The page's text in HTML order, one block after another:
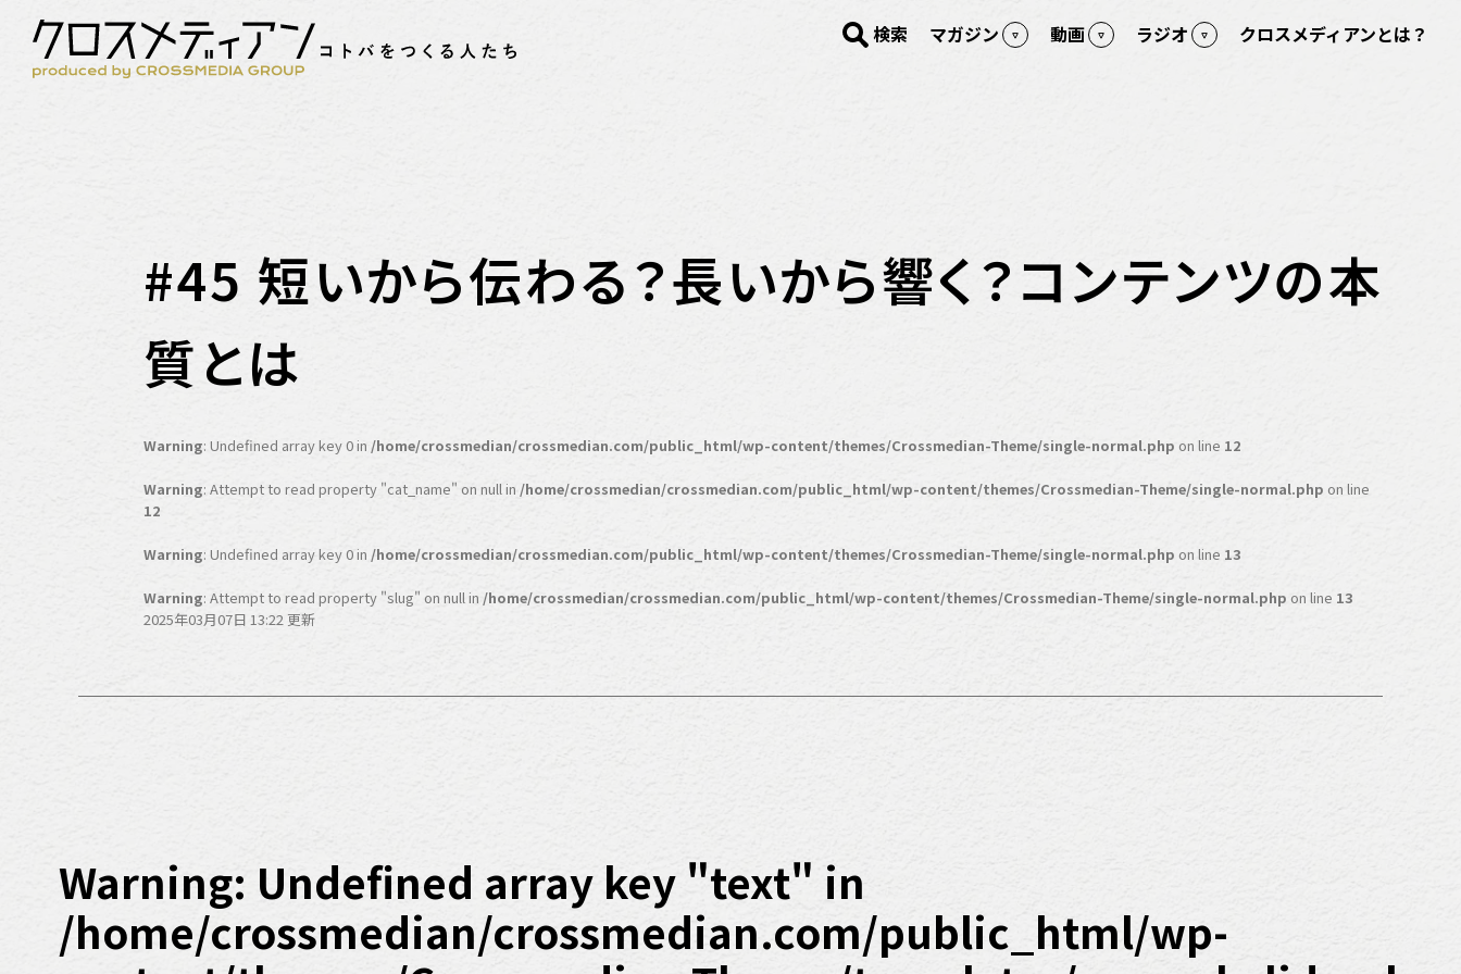
検索 マガジン 動画 ラジオ クロスメディアンとは？
#45 短いから伝わる？長いから響く？コンテンツの本
質とは
Warning: Undefined array key 0 in /home/crossmedian/crossmedian.com/public_html/wp-content/themes/Crossmedian-Theme/single-normal.php on line 12
Warning: Attempt to read property "cat_name" on null in /home/crossmedian/crossmedian.com/public_html/wp-content/themes/Crossmedian-Theme/single-normal.php on line
12
Warning: Undefined array key 0 in /home/crossmedian/crossmedian.com/public_html/wp-content/themes/Crossmedian-Theme/single-normal.php on line 13
Warning: Attempt to read property "slug" on null in /home/crossmedian/crossmedian.com/public_html/wp-content/themes/Crossmedian-Theme/single-normal.php on line 13
2025年03月07日 13:22 更新
Warning: Undefined array key "text" in
/home/crossmedian/crossmedian.com/public_html/wp-